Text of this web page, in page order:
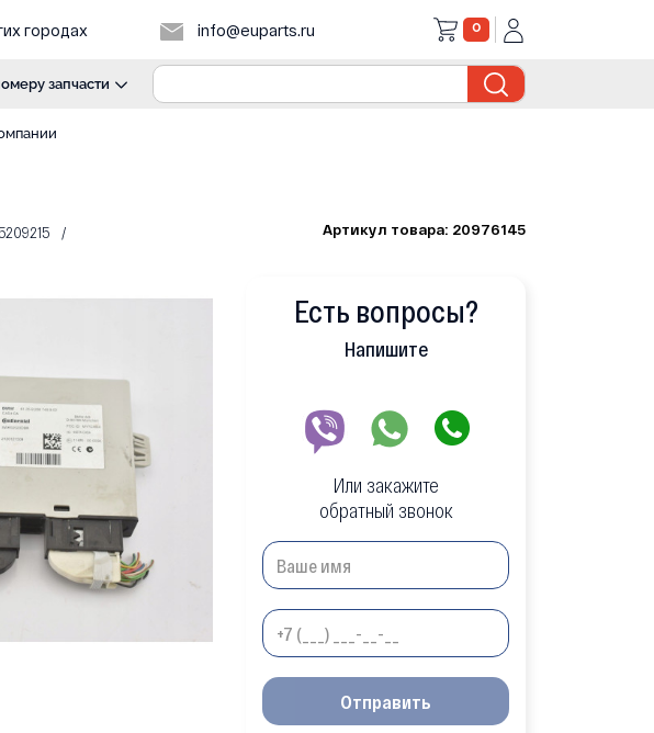
городах info@euparts.ru 0
запчасти
Артикул товара: 20976145
Есть вопросы?
Напишите
Или закажите
обратный звонок
Отправить